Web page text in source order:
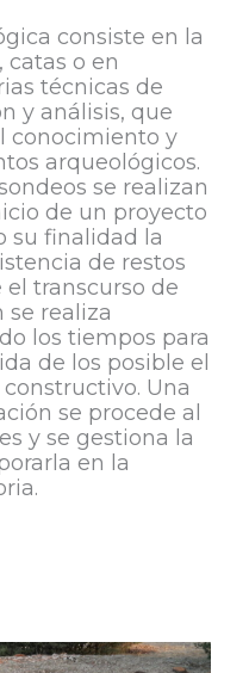
consiste en la
catas o en
técnicas de
y análisis, que
conocimiento y
arqueológicos.
se realizan
de un proyecto
su finalidad la
de restos
transcurso de
se realiza
los tiempos para
de los posible el
Una
se procede al
y se gestiona la
en la